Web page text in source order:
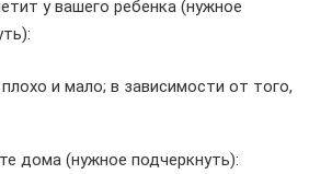
у вашего ребенка (нужное
и мало; в зависимости от того,
дома (нужное подчеркнуть):